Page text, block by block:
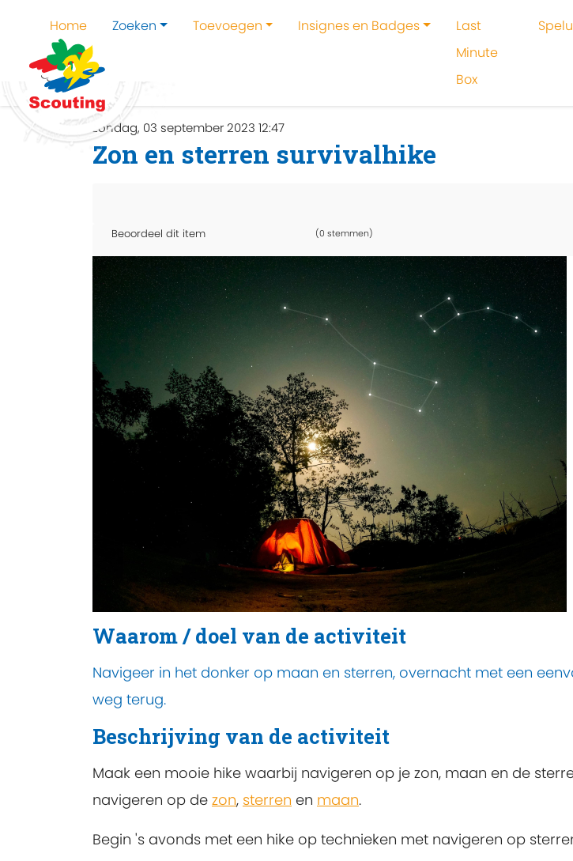
Home Zoeken Toevoegen Insignes en Badges
Last
Minute
Box
Home Zon en sterren
zondag, 03 september 2023 12:47
Zon en sterren survivalhike
Beoordeel dit item (0 stemmen)
Waarom / doel van de activiteit
Navigeer in het donker op maan en sterren, overnacht met een
weg terug.
Beschrijving van de activiteit
Maak een mooie hike waarbij navigeren op je zon, maan en de
navigeren op de zon, sterren en maan.
Begin 's avonds met een hike op technieken met navigeren op